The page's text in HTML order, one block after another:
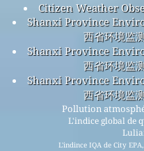
Citizen Weather
Shanxi Province
西省环境监
Shanxi Province
西省环境监
Shanxi Province
西省环境监
Pollution
L'indice global de
L'indince IQA de City